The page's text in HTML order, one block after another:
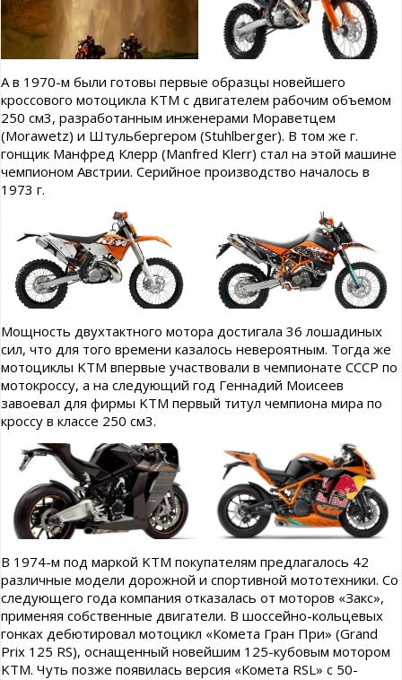
А в 1970-м были готовы первые образцы новейшего
кроссового мотоцикла KTM с двигателем рабочим объемом
250 см3, разработанным инженерами Мораветцем
(Morawetz) и Штульбергером (Stuhlberger). В том же г.
гонщик Манфред Клерр (Manfred Klerr) стал на этой машине
чемпионом Австрии. Серийное производство началось в
1973 г.
Мощность двухтактного мотора достигала 36 лошадиных
сил, что для того времени казалось невероятным. Тогда же
мотоциклы KTM впервые участвовали в чемпионате СССР по
мотокроссу, а на следующий год Геннадий Моисеев
завоевал для фирмы KTM первый титул чемпиона мира по
кроссу в классе 250 см3.
В 1974-м под маркой KTM покупателям предлагалось 42
различные модели дорожной и спортивной мототехники. Со
следующего года компания отказалась от моторов «Закс»,
применяя собственные двигатели. В шоссейно-кольцевых
гонках дебютировал мотоцикл «Комета Гран При» (Grand
Prix 125 RS), оснащенный новейшим 125-кубовым мотором
KTM. Чуть позже появилась версия «Комета RSL» с 50-